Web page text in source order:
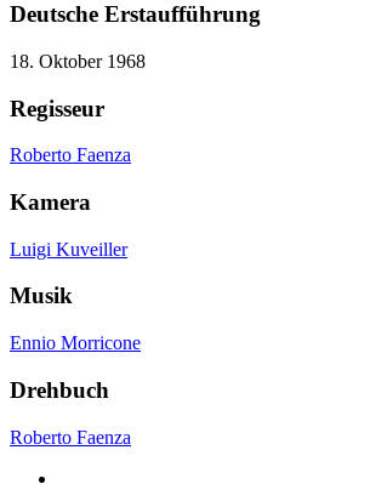
Deutsche Erstaufführung
18. Oktober 1968
Regisseur
Roberto Faenza
Kamera
Luigi Kuveiller
Musik
Ennio Morricone
Drehbuch
Roberto Faenza